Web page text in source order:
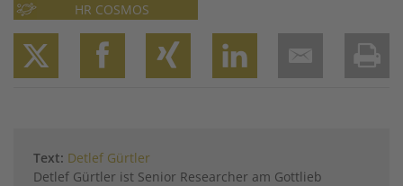
HR COSMOS
Text: Detlef Gürtler
Detlef Gürtler ist Senior Researcher am Gottlieb